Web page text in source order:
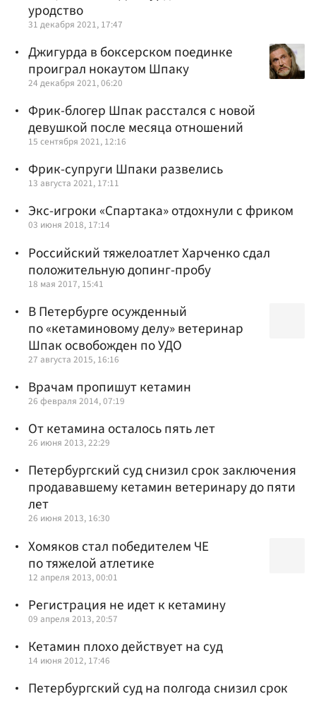
уродство
31 декабря 2021, 17:47
Джигурда в боксерском поединке
проиграл нокаутом Шпаку
24 декабря 2021, 06:20
Фрик-блогер Шпак расстался с новой
девушкой после месяца отношений
15 сентября 2021, 12:16
Фрик-супруги Шпаки развелись
13 августа 2021, 17:11
Экс-игроки «Спартака» отдохнули с фриком
03 июня 2018, 17:14
Российский тяжелоатлет Харченко сдал
положительную допинг-пробу
18 мая 2017, 15:41
В Петербурге осужденный
по «кетаминовому делу» ветеринар
Шпак освобожден по УДО
27 августа 2015, 16:16
Врачам пропишут кетамин
26 февраля 2014, 07:19
От кетамина осталось пять лет
26 июня 2013, 22:29
Петербургский суд снизил срок заключения
продававшему кетамин ветеринару до пяти
лет
26 июня 2013, 16:30
Хомяков стал победителем ЧЕ
по тяжелой атлетике
12 апреля 2013, 00:01
Регистрация не идет к кетамину
09 апреля 2013, 20:57
Кетамин плохо действует на суд
14 июня 2012, 17:46
Петербургский суд на полгода снизил срок